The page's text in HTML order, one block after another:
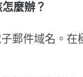
麼辦？
郵件域名。在